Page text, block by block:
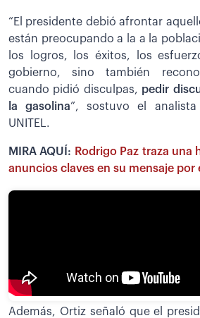
“El presidente debió afrontar
están preocupando a la a la
los logros, los éxitos, los
gobierno, sino también
cuando pidió disculpas, pedir
la gasolina”, sostuvo el
UNITEL.
MIRA AQUÍ: Rodrigo Paz traza una
anuncios claves en su mensaje por
Además, Ortiz señaló que el